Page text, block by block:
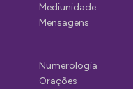
Mediunidade
Mensagens
Numerologia
Orações